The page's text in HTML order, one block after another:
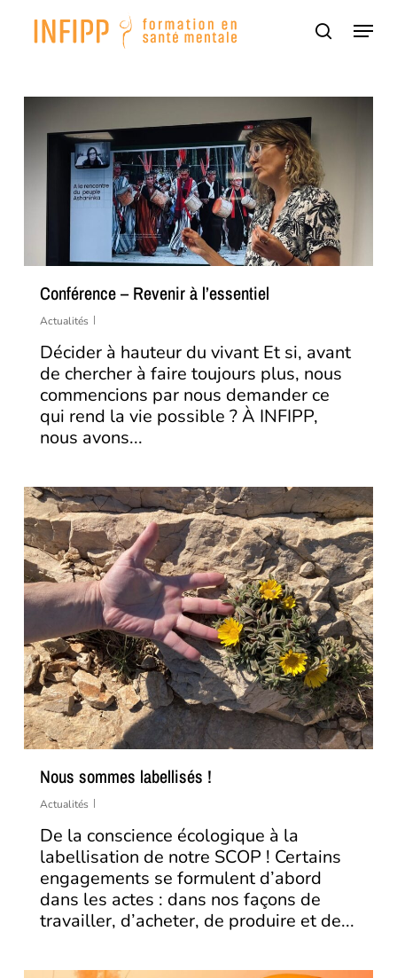
Panneau de gestion des cookies Menu
Conférence – Revenir à l’essentiel
Actualités
Décider à hauteur du vivant Et si, avant
de chercher à faire toujours plus, nous
commencions par nous demander ce
qui rend la vie possible ? À INFIPP,
nous avons...
Nous sommes labellisés !
Actualités
De la conscience écologique à la
labellisation de notre SCOP ! Certains
engagements se formulent d’abord
dans les actes : dans nos façons de
travailler, d’acheter, de produire et de...